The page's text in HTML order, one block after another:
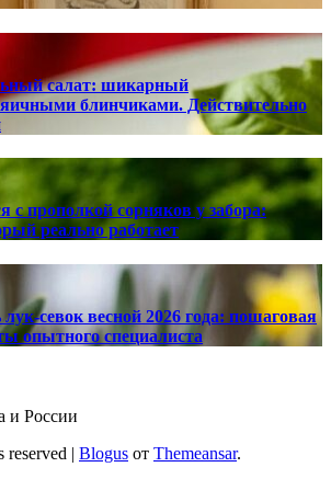
салат: шикарный
блинчиками. Действительно
с прополкой сорняков у забора:
реально работает
севок весной 2026 года: пошаговая
опытного специалиста
и России
| Blogus от Themeansar.